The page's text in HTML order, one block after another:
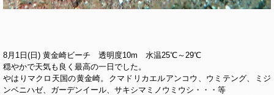
8月1日(日) 黄金崎ビーチ 透明度10m 水温25℃～29℃
穏やかで天気も良く最高の一日でした。
やはりマクロ天国の黄金崎。クマドリカエルアンコウ、ウミテング、ミジ
ンベニハゼ、ガーデンイール、サキシマミノウミウシ・・・等